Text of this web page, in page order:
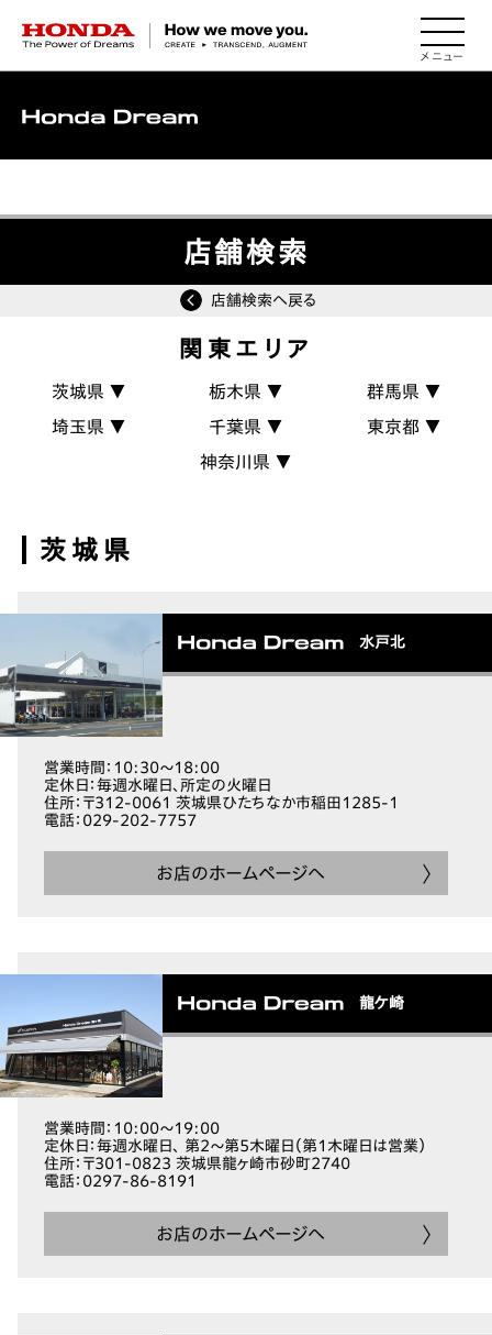
HONDA The Power of Dreams ▽
店舗検索
店舗検索へ戻る
関東エリア
茨城県 ▼ 栃木県 ▼
群馬県 ▼
埼玉県 ▼
千葉県 ▼
東京都 ▼
神奈川県 ▼
茨城県
水戸北
営業時間 ：10:30～18:00
定休日 ：毎週水曜日、所定の火曜日
住所：〒312-0061 茨城県ひたちなか市稲田1285-1
電話：029-202-7757
お店のホームページへ
龍ケ崎
営業時間 ：10:00～19:00
定休日 ：毎週水曜日、 第2～第5木曜日（第1木曜日は営業）
住所：〒301-0823 茨城県龍ヶ崎市砂町2740
電話：0297-86-8191
お店のホームページへ